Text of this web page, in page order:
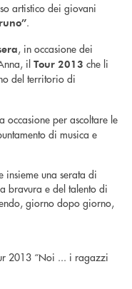
artistico dei giovani
.
, in occasione dei
il Tour 2013 che li
del territorio di
occasione per ascoltare le
di musica e
insieme una serata di
bravura e del talento di
giorno dopo giorno,